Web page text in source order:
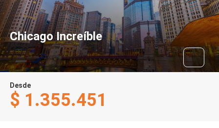
Chicago Increíble
Desde
$ 1.355.451